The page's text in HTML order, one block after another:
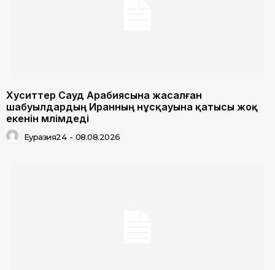
Хуситтер Сауд Арабиясына жасалған
шабуылдардың Иранның нұсқауына қатысы жоқ
екенін мәлімдеді
Еуразия24 - 08.08.2026